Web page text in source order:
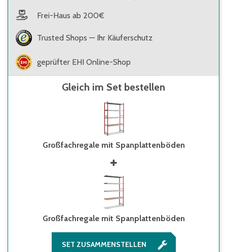
Frei-Haus ab 200€
Trusted Shops — Ihr Käuferschutz
geprüfter EHI Online-Shop
Gleich im Set bestellen
Großfachregale mit Spanplattenböden
Großfachregale mit Spanplattenböden
SET ZUSAMMENSTELLEN